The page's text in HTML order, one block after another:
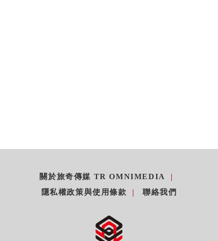
關於旅奇傳媒 TR OMNIMEDIA
隱私權政策與使用條款
聯絡我們